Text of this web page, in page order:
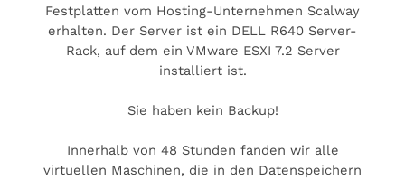
Festplatten vom Hosting-Unternehmen Scalway
erhalten. Der Server ist ein DELL R640 Server-
Rack, auf dem ein VMware ESXI 7.2 Server
installiert ist.
Sie haben kein Backup!
Innerhalb von 48 Stunden fanden wir alle
virtuellen Maschinen, die in den Datenspeichern